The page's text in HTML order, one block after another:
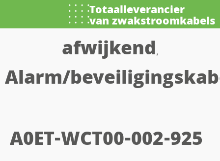
Totaalleverancier
van zwakstroomkabels
afwijkend,
Alarm/
A0ET-WCT00-002-925